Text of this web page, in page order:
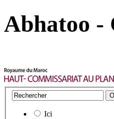
Abhatoo -
Ici